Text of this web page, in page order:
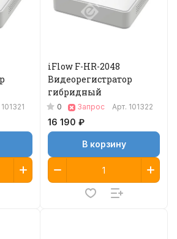
101321
iFlow F-HR-2048
Видеорегистратор
гибридный
0 Запрос Арт. 101322
16 190 ₽
В корзину